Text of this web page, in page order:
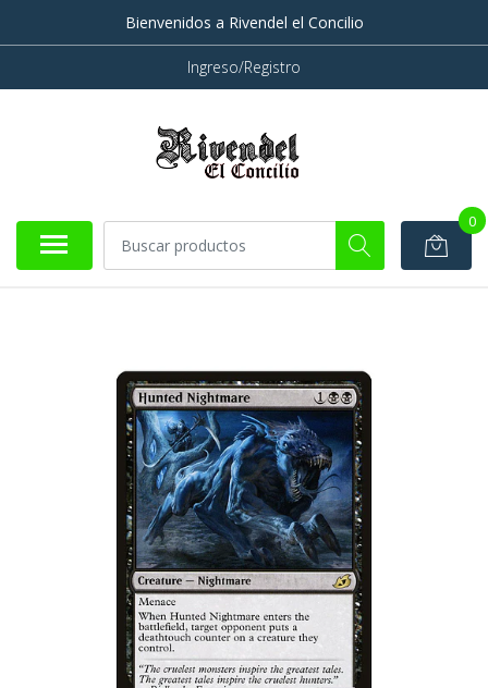
Bienvenidos a Rivendel el Concilio
Ingreso/Registro
0